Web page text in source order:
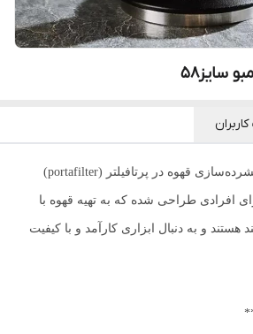
سایز۵۸
یک ابزار حرفه‌ای برای فشرده‌سازی قهوه در پرتافیلتر (portafilter)
افرادی طراحی شده که به تهیه قهوه با
هستند و به دنبال ابزاری کارآمد و با کیفیت